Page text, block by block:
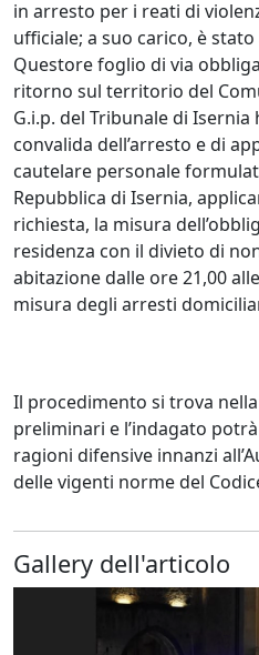
in arresto per i reati di
ufficiale; a suo carico, è
Questore foglio di via
ritorno sul territorio del
G.i.p. del Tribunale di
convalida dell’arresto e di
cautelare personale
Repubblica di Isernia,
richiesta, la misura
residenza con il divieto di
abitazione dalle ore 21,00
misura degli arresti
Il procedimento si trova
preliminari e l’indagato
ragioni difensive innanzi
delle vigenti norme del
Gallery dell'articolo